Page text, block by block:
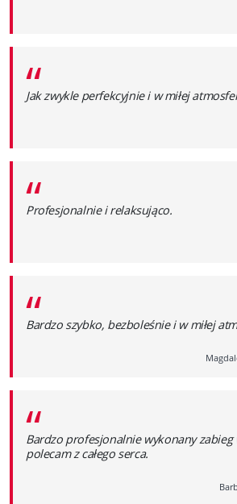
“
Jak zwykle perfekcyjnie i w miłej
“
Profesjonalnie i relaksująco.
“
Bardzo szybko, bezboleśnie i w miłej
“
Bardzo profesjonalnie wykonany zabieg
polecam z całego serca.